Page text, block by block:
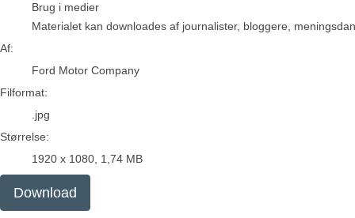
Brug i medier
Materialet kan downloades af journalister, bloggere,
Af:
Ford Motor Company
Filformat:
.jpg
Størrelse:
1920 x 1080, 1,74 MB
Download